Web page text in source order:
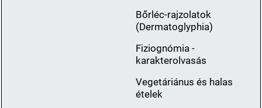
Bőrléc-rajzolatok
(Dermatoglyphia)
Fiziognómia -
karakterolvasás
Vegetáriánus és halas
ételek